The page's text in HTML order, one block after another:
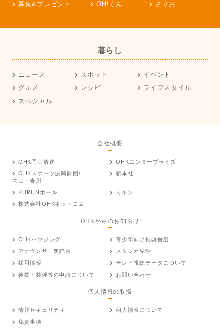
募集&プレゼント
OH!くん さりお
暮らし
ニュース スポット
イベント
グルメ
レシピ
ライフスタイル
スペシャル
会社概要
OHK岡山放送
OHKエンタープライズ
OHKスポーツ振興財団/
岡山・香川
新本社
KURUNホール
ミルン
株式会社OHKネットコム
OHKからのお知らせ
OHKハウジング
青少年向け推奨番組
アナウンサー朗読会
スタジオ見学
採用情報
テレビ視聴データについて
後援・共催等の申請について
お問い合わせ
個人情報の取扱
情報セキュリティ
個人情報について
免責事項